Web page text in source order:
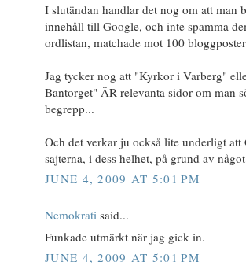
I slutändan handlar det nog om att man
innehåll till Google, och inte spamma
ordlistan, matchade mot 100
Jag tycker nog att "Kyrkor i Varberg"
Bantorget" ÄR relevanta sidor om man
begrepp...
Och det verkar ju också lite underligt
sajterna, i dess helhet, på grund av
JUNE 4, 2009 AT 5:01 PM
Nemokrati said...
Funkade utmärkt när jag gick in.
JUNE 4, 2009 AT 5:01 PM